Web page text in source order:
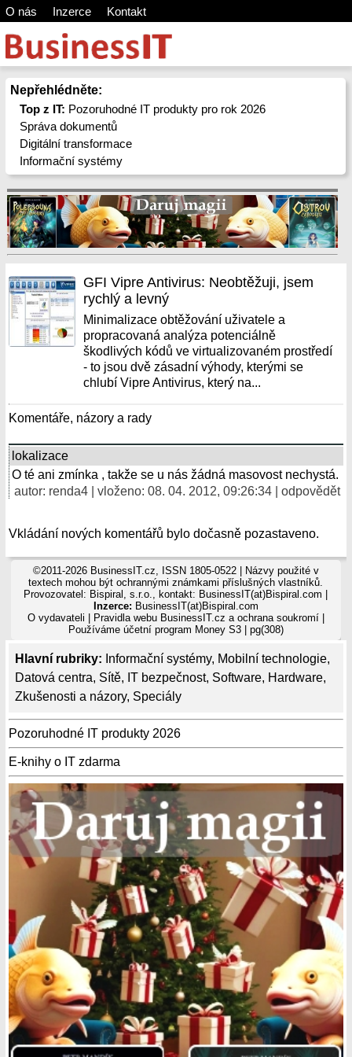
O nás Inzerce Kontakt
Nepřehlédněte:
Top z IT: Pozoruhodné IT produkty pro rok 2026
Správa dokumentů
Digitální transformace
Informační systémy
Hlavní rubriky: Informační systémy, Mobilní technologie,
Datová centra, Sítě, IT bezpečnost, Software, Hardware,
Zkušenosti a názory, Speciály
Pozoruhodné IT produkty 2026
E-knihy o IT zdarma
GFI Vipre Antivirus: Neobtěžuji, jsem
rychlý a levný
Minimalizace obtěžování uživatele a
propracovaná analýza potenciálně
škodlivých kódů ve virtualizovaném prostředí
- to jsou dvě zásadní výhody, kterými se
chlubí Vipre Antivirus, který na...
Komentáře, názory a rady
lokalizace
O té ani zmínka , takže se u nás žádná masovost nechystá.
autor: renda4 | vloženo: 08. 04. 2012, 09:26:34 | odpovědět
Vkládání nových komentářů bylo dočasně pozastaveno.
©2011-2026 BusinessIT.cz, ISSN 1805-0522 | Názvy použité v
textech mohou být ochrannými známkami příslušných vlastníků.
Provozovatel: Bispiral, s.r.o., kontakt: BusinessIT(at)Bispiral.com |
Inzerce: BusinessIT(at)Bispiral.com
O vydavateli
Pravidla webu BusinessIT.cz a ochrana soukromí|
Používáme účetní program Money S3| pg(308)